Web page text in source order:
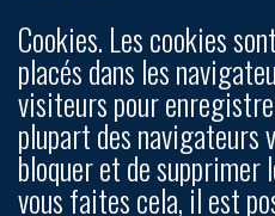
Cookies. Les cookies
placés dans les
visiteurs pour
plupart des navigateurs
bloquer et de supprimer
vous faites cela, il est